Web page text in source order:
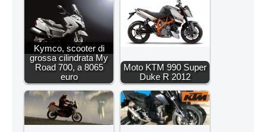
Kymco, scooter di
grossa cilindrata My
Road 700, a 8065
euro
Moto KTM 990 Super
Duke R 2012